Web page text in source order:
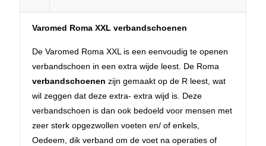
Varomed Roma XXL verbandschoenen
De Varomed Roma XXL is een eenvoudig te openen
verbandschoen in een extra wijde leest. De Roma
verbandschoenen zijn gemaakt op de R leest, wat
wil zeggen dat deze extra- extra wijd is. Deze
verbandschoen is dan ook bedoeld voor mensen met
zeer sterk opgezwollen voeten en/ of enkels,
Oedeem, dik verband om de voet na operaties of